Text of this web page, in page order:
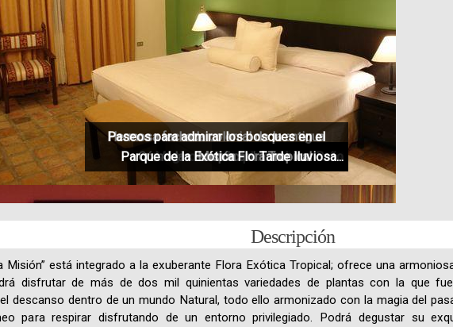
Habitación Matrimonial
Habitación Doble
Restaurant
Mágico ambiente en el Restaurant
Amplias habitaciones
Cómodas e impecables habitaciones
Baño
Hermosa fachada colonial de la antigua
Misión
Paseos para admirar los bosques en el
Parque de la Exótica Flora Tropical
Tarde lluviosa...
Descripción
Misión” está integrado a la exuberante Flora Exótica Tropical; ofrece una
disfrutar de más de dos mil quinientas variedades de plantas con la que
descanso dentro de un mundo Natural, todo ello armonizado con la magia del
para respirar disfrutando de un entorno privilegiado. Podrá degustar su